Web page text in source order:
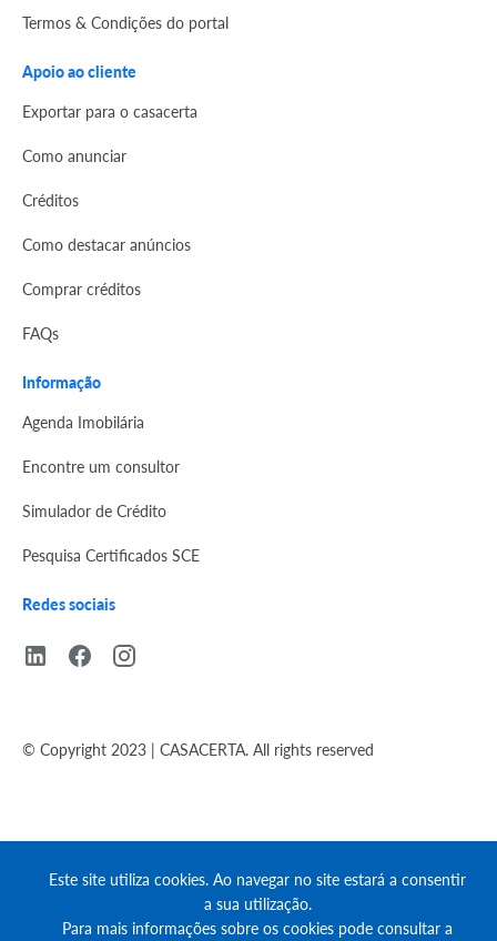
Termos & Condições do portal
Apoio ao cliente
Exportar para o casacerta
Como anunciar
Créditos
Como destacar anúncios
Comprar créditos
FAQs
Informação
Agenda Imobilária
Encontre um consultor
Simulador de Crédito
Pesquisa Certificados SCE
Redes sociais
© Copyright 2023 | CASACERTA. All rights reserved
Este site utiliza cookies. Ao navegar no site estará a consentir
a sua utilização.
Para mais informações sobre os cookies pode consultar a